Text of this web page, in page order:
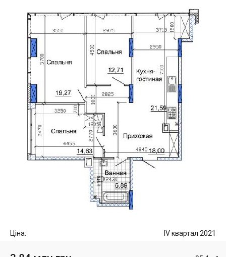
Ціна: IV квартал 2021